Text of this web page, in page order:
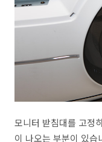
모니터 받침대를 고정
이 나오는 부분이 있습